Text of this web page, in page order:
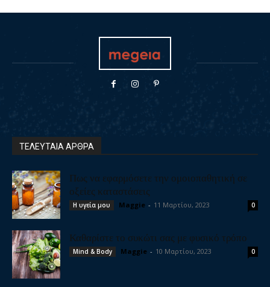
ΤΕΛΕΥΤΑΙΑ ΑΡΘΡΑ
Πως να εφαρμόσετε την ομοιοπαθητική σε
οξείες καταστάσεις
Η υγεία μου Maggie - 11 Μαρτίου, 2023 0
Καθαρίστε το συκώτι σας με φυσικό τρόπο
Mind & Body Maggie - 10 Μαρτίου, 2023 0